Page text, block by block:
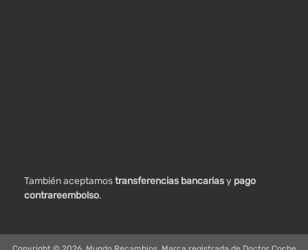
También aceptamostransferencias bancariasy pago
contrareembolso.